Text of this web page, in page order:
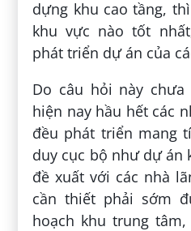
dựng khu cao tầng,
khu vực nào tốt
phát triển dự án của
Do câu hỏi này
hiện nay hầu hết các
đều phát triển mang
duy cục bộ như dự án
đề xuất với các nhà
cần thiết phải sớm
hoạch khu trung